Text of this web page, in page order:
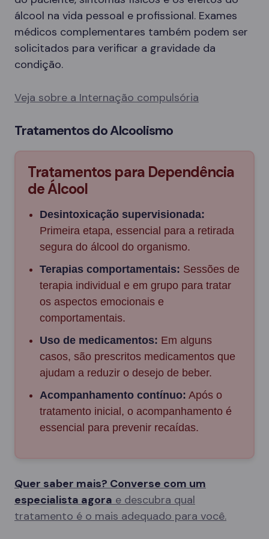
álcool na vida pessoal e profissional. Exames
médicos complementares também podem ser
solicitados para verificar a gravidade da
condição.
Veja sobre a Internação compulsória
Tratamentos do Alcoolismo
Tratamentos para Dependência
de Álcool
Desintoxicação supervisionada:
Primeira etapa, essencial para a retirada
segura do álcool do organismo.
Terapias comportamentais: Sessões de
terapia individual e em grupo para tratar
os aspectos emocionais e
comportamentais.
Uso de medicamentos: Em alguns
casos, são prescritos medicamentos que
ajudam a reduzir o desejo de beber.
Acompanhamento contínuo: Após o
tratamento inicial, o acompanhamento é
essencial para prevenir recaídas.
Quer saber mais? Converse com um
especialista agora e descubra qual
tratamento é o mais adequado para você.